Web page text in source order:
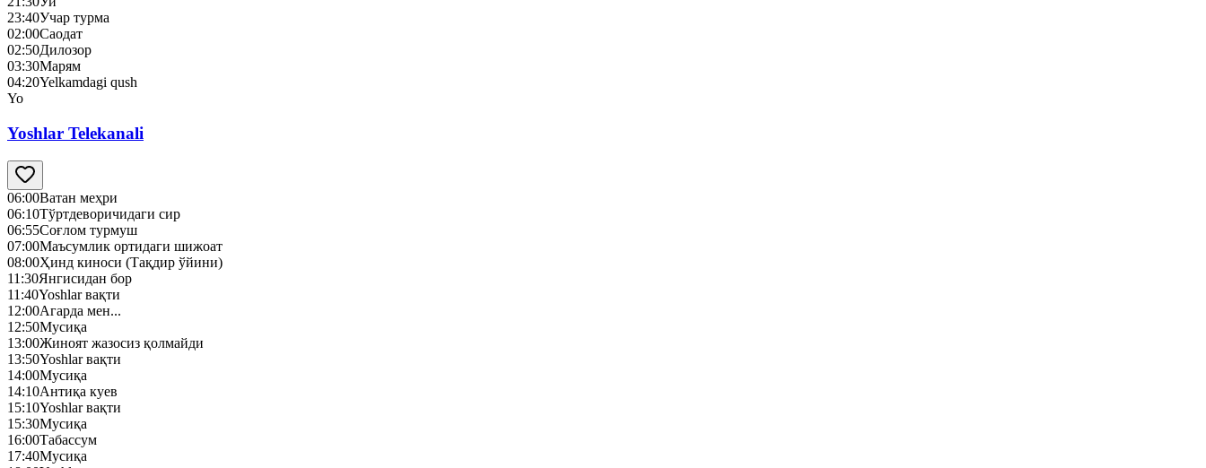
23:40Учар турма
02:00Саодат
02:50Дилозор
03:30Марям
04:20Yelkamdagi qush
Yo
Yoshlar Telekanali
06:00Ватан меҳри
06:10Тўртдеворичидаги сир
06:55Соғлом турмуш
07:00Маъсумлик ортидаги шижоат
08:00Ҳинд киноси (Тақдир ўйини)
11:30Янгисидан бор
11:40Yoshlar вақти
12:00Агарда мен...
12:50Mусиқа
13:00Жиноят жазосиз қолмайди
13:50Yoshlar вақти
14:00Mусиқа
14:10Антиқа куев
15:10Yoshlar вақти
15:30Mусиқа
16:00Табассум
17:40Mусиқа